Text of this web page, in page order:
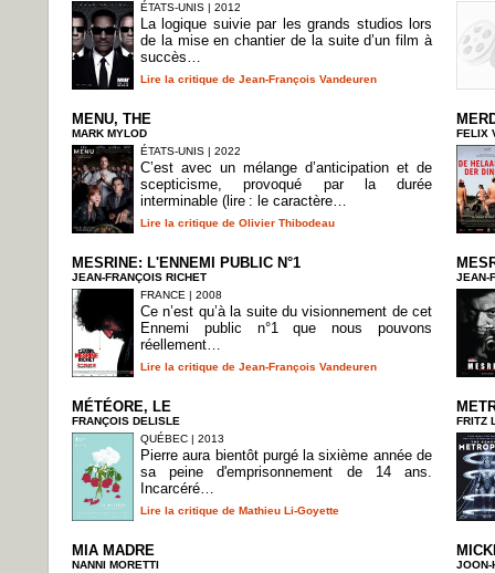
ÉTATS-UNIS | 2012
La logique suivie par les grands studios lors
de la mise en chantier de la suite d’un film à
succès…
Lire la critique de Jean-François Vandeuren
MENU, THE
MARK MYLOD
ÉTATS-UNIS | 2022
C’est avec un mélange d’anticipation et de
scepticisme, provoqué par la durée
interminable (lire : le caractère…
Lire la critique de Olivier Thibodeau
FELIX
MESRINE: L'ENNEMI PUBLIC N°1
JEAN-FRANÇOIS RICHET
FRANCE | 2008
Ce n’est qu’à la suite du visionnement de cet
Ennemi public n°1 que nous pouvons
réellement…
Lire la critique de Jean-François Vandeuren
JEAN-
MÉTÉORE, LE
FRANÇOIS DELISLE
QUÉBEC | 2013
Pierre aura bientôt purgé la sixième année de
sa peine d'emprisonnement de 14 ans.
Incarcéré…
Lire la critique de Mathieu Li-Goyette
FRITZ
MIA MADRE
NANNI MORETTI
JOON-